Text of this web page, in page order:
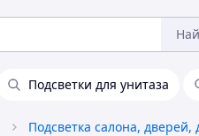
Подсветки для унитаза
Подсветка салона,